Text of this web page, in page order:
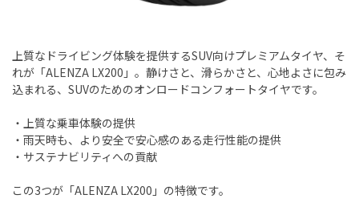
上質なドライビング体験を提供するSUV向けプレミアムタイヤ、そ
れが「ALENZA LX200」。静けさと、滑らかさと、心地よさに包み
込まれる、SUVのためのオンロードコンフォートタイヤです。
・上質な乗車体験の提供
・雨天時も、より安全で安心感のある走行性能の提供
・サステナビリティへの貢献
この3つが「ALENZA LX200」の特徴です。